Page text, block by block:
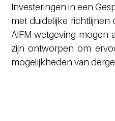
Investeringen in een
met duidelijke richtlijnen
AIFM-wetgeving mogen
zijn ontworpen om
mogelijkheden van